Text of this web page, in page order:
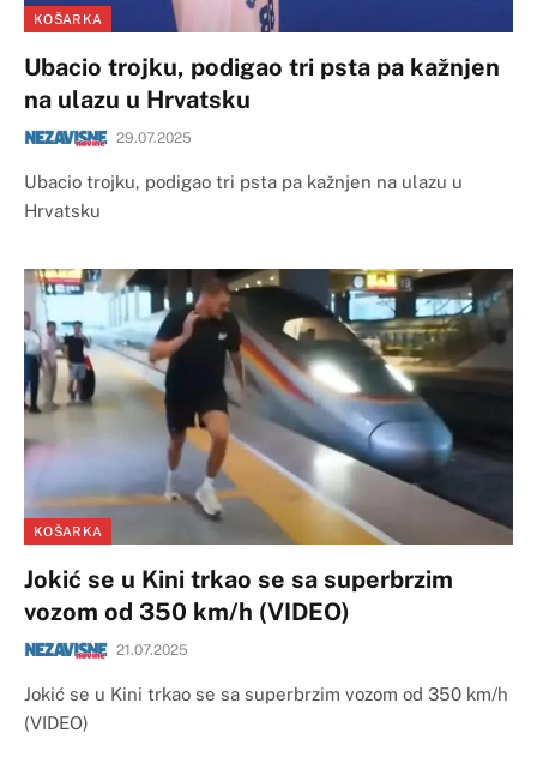
KOŠARKA
Ubacio trojku, podigao tri psta pa kažnjen
na ulazu u Hrvatsku
29.07.2025
Ubacio trojku, podigao tri psta pa kažnjen na ulazu u
Hrvatsku
KOŠARKA
Jokić se u Kini trkao se sa superbrzim
vozom od 350 km/h (VIDEO)
21.07.2025
Jokić se u Kini trkao se sa superbrzim vozom od 350 km/h
(VIDEO)